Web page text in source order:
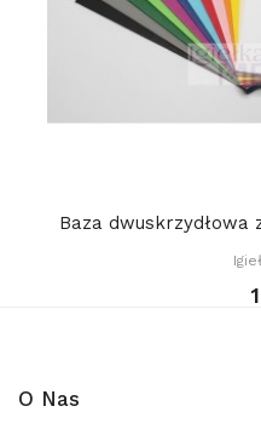
Baza dwuskrzydłowa
O Nas